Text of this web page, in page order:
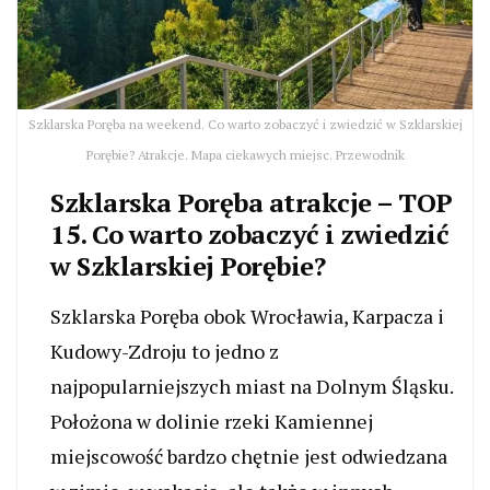
Szklarska Poręba na weekend. Co warto zobaczyć i zwiedzić w Szklarskiej
Porębie? Atrakcje. Mapa ciekawych miejsc. Przewodnik
Szklarska Poręba atrakcje – TOP
15. Co warto zobaczyć i zwiedzić
w Szklarskiej Porębie?
Szklarska Poręba obok Wrocławia, Karpacza i
Kudowy-Zdroju to jedno z
najpopularniejszych miast na Dolnym Śląsku.
Położona w dolinie rzeki Kamiennej
miejscowość bardzo chętnie jest odwiedzana